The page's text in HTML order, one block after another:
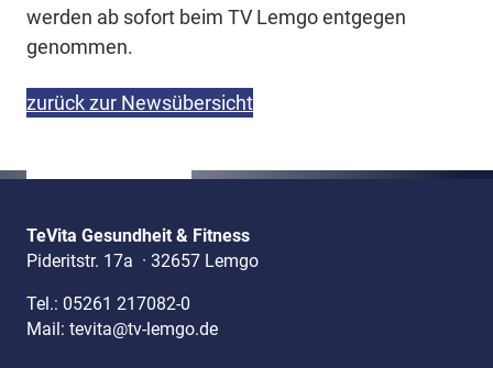
werden ab sofort beim TV Lemgo entgegen
genommen.
zurück zur Newsübersicht
TeVita Gesundheit & Fitness
Pideritstr. 17a · 32657 Lemgo
Tel.: 05261 217082-0
Mail: tevita@tv-lemgo.de